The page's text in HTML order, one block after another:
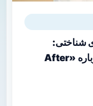
شناختی:
بازخوانی یادداشت JAMA درباره «After